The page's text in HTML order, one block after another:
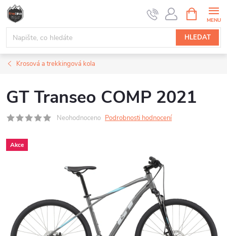
Přejít
obsah
HLEDAT
NÁKUPNÍ
KOŠÍK
Krosová a trekkingová kola
GT Transeo COMP 2021
Neohodnoceno Podrobnosti hodnocení
Akce